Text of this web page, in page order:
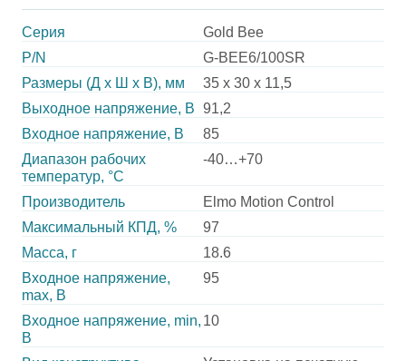
Серия
Gold Bee
P/N
G-BEE6/100SR
Размеры (Д х Ш х В), мм
35 x 30 x 11,5
Выходное напряжение, В 91,2
Входное напряжение, В
85
Диапазон рабочих
температур, °С
-40…+70
Производитель
Elmo Motion Control
Максимальный КПД, %
97
Масса, г
18.6
Входное напряжение,
max, В
95
Входное напряжение, min,
В
10